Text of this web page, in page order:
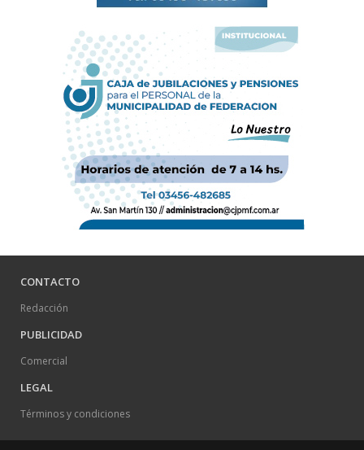
CONTACTO
Redacción
PUBLICIDAD
Comercial
LEGAL
Términos y condiciones